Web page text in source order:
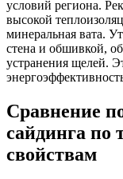
условий региона.
высокой
минеральная вата.
стена и обшивкой,
устранения щелей.
Сравнение
сайдинга по
свойствам